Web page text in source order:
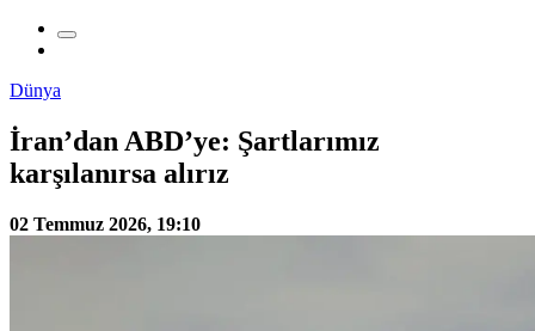
Dünya
İran’dan ABD’ye: Şartlarımız
karşılanırsa alırız
02 Temmuz 2026, 19:10